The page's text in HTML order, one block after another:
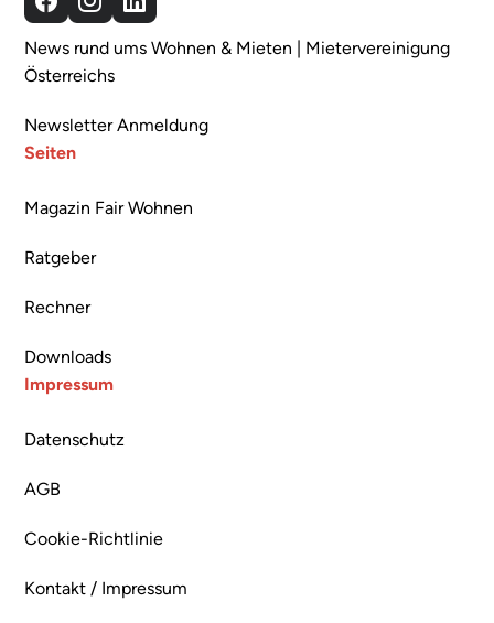
Facebook
Instagram
LinkedIn
News rund ums Wohnen & Mieten | Mietervereinigung
Österreichs
Newsletter Anmeldung
Seiten
Magazin Fair Wohnen
Ratgeber
Rechner
Downloads
Impressum
Datenschutz
AGB
Cookie-Richtlinie
Kontakt / Impressum